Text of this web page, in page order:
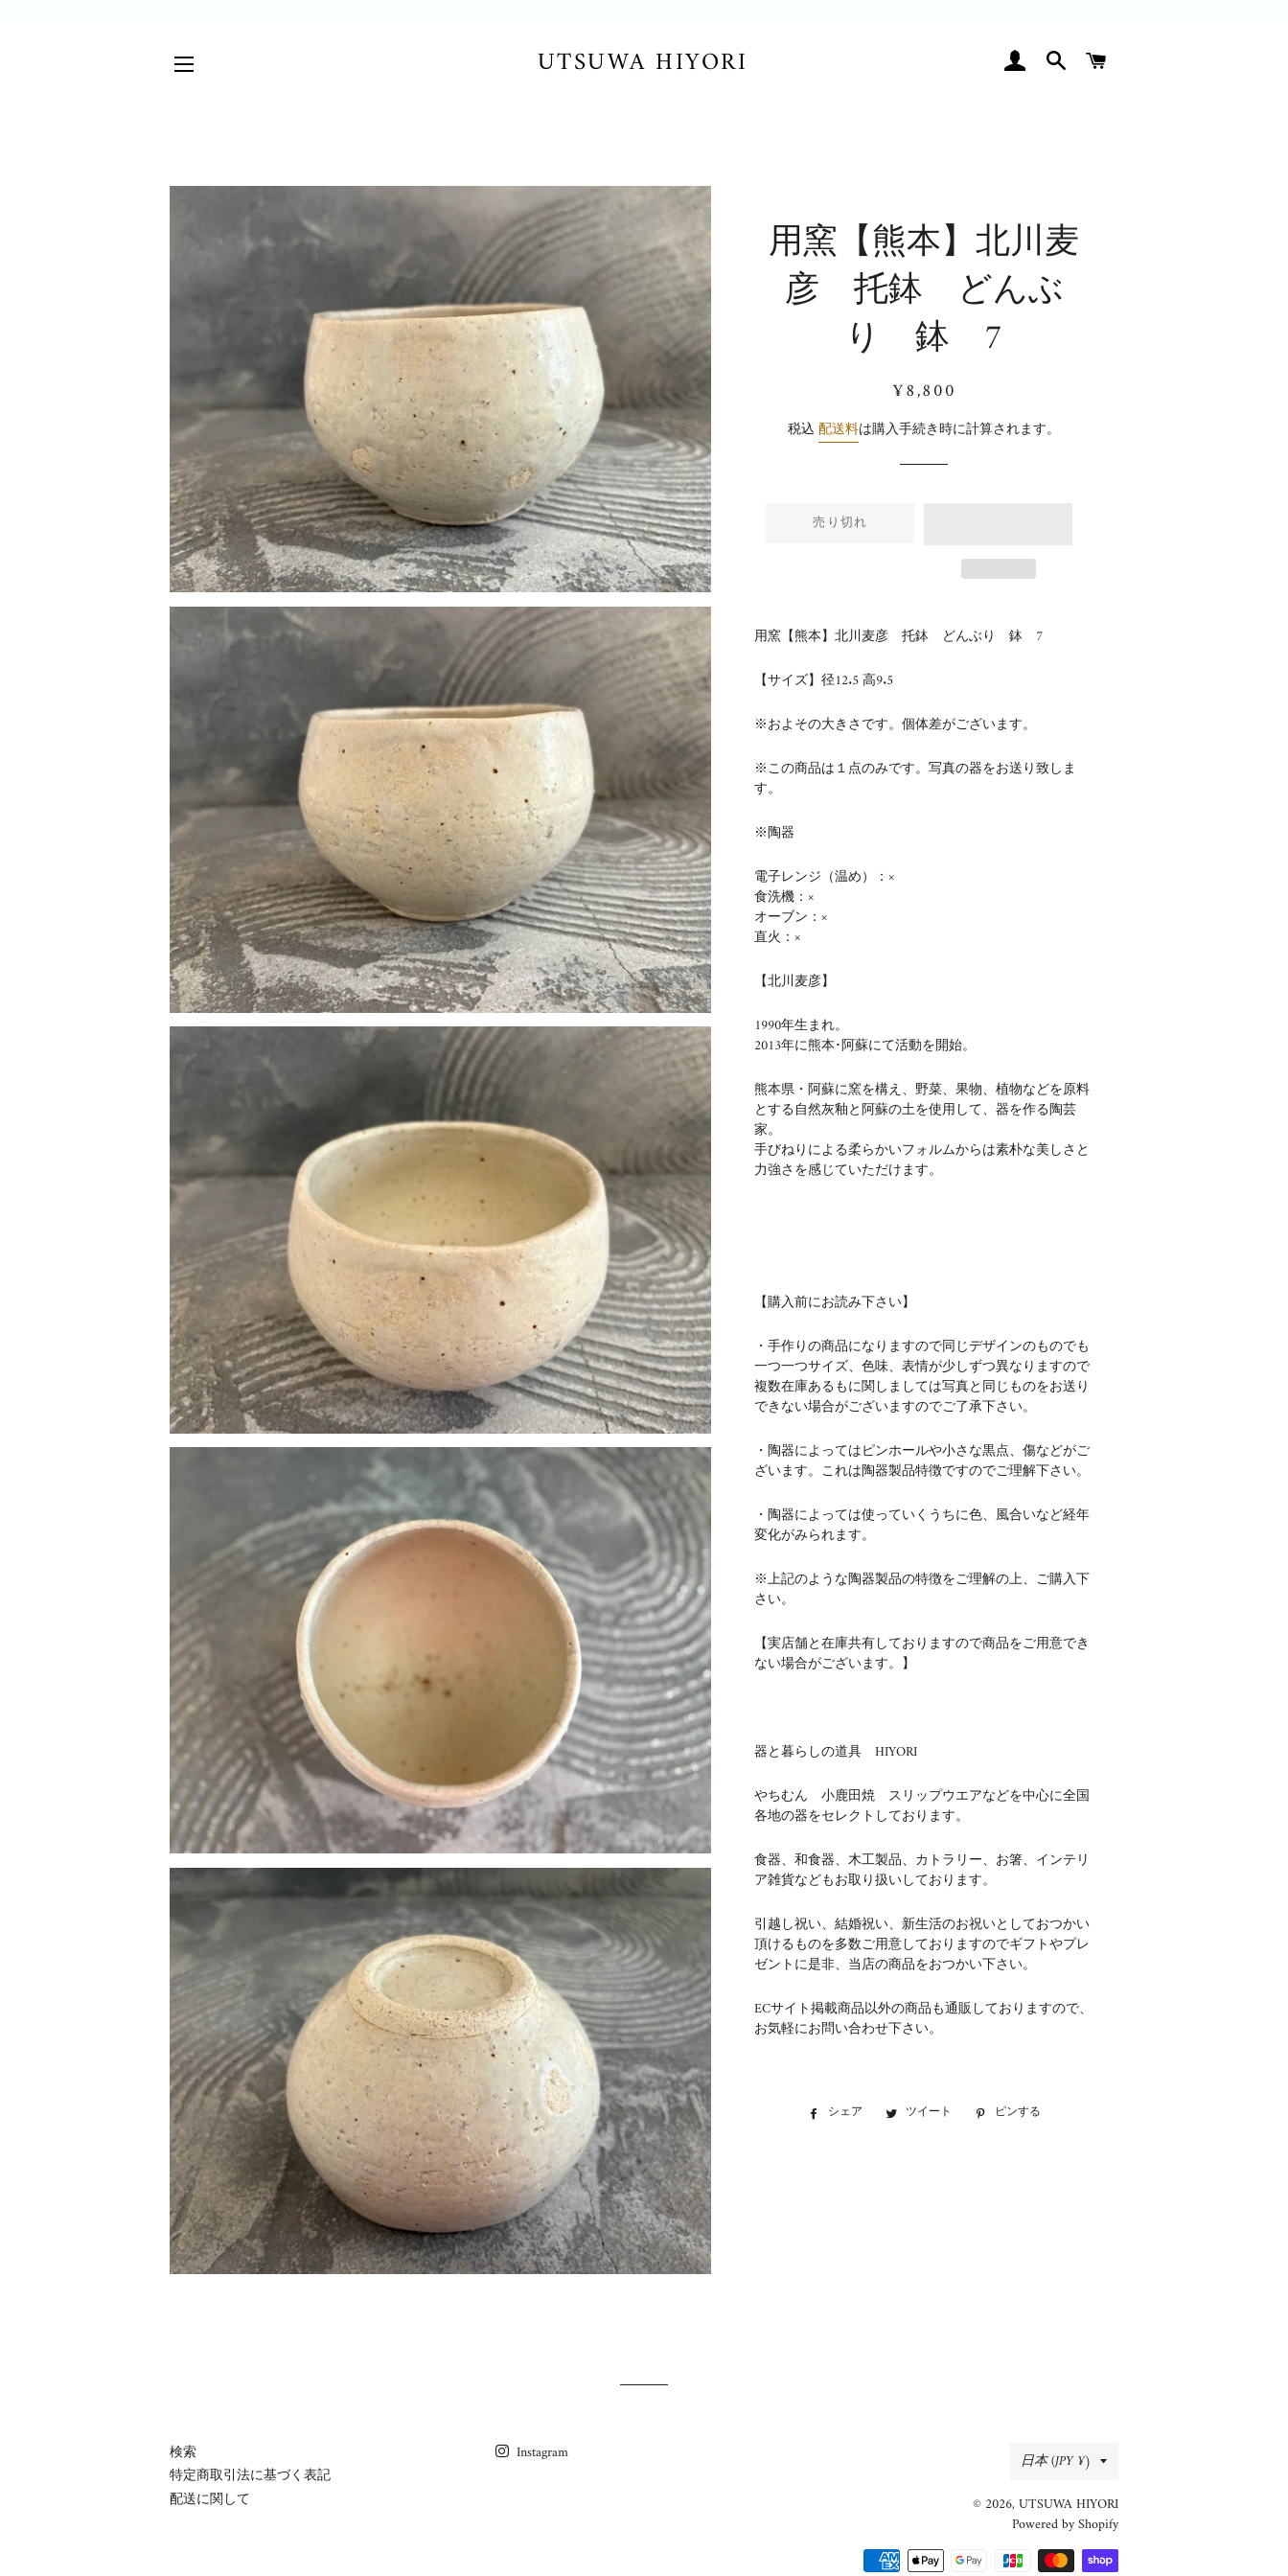
UTSUWA HIYORI ログイン検索
用窯【熊本】北川麦
彦 托鉢 どんぶ
り 鉢 7
通
価
販
価
¥8,800
税込配送料は購入手続き時に計算されます。
売り切れ
用窯【熊本】北川麦彦 托鉢 どんぶり 鉢 7
【サイズ】径12.5高9.5
※およその大きさです。個体差がございます。
※この商品は１点のみです。写真の器をお送り致しま
す。
※陶器
電子レンジ（温め）：×
食洗機：×
オーブン：×
直火：×
【北川麦彦】
1990年生まれ。
2013年に熊本･阿蘇にて活動を開始。
熊本県・阿蘇に窯を構え、野菜、果物、植物などを原料
とする自然灰釉と阿蘇の土を使用して、器を作る陶芸
家。
手びねりによる柔らかいフォルムからは素朴な美しさと
力強さを感じていただけます。
【購入前にお読み下さい】
・手作りの商品になりますので同じデザインのものでも
一つ一つサイズ、色味、表情が少しずつ異なりますので
複数在庫あるもに関しましては写真と同じものをお送り
できない場合がございますのでご了承下さい。
・陶器によってはピンホールや小さな黒点、傷などがご
ざいます。これは陶器製品特徴ですのでご理解下さい。
・陶器によっては使っていくうちに色、風合いなど経年
変化がみられます。
※上記のような陶器製品の特徴をご理解の上、ご購入下
さい。
【実店舗と在庫共有しておりますので商品をご用意でき
ない場合がございます。】
器と暮らしの道具 HIYORI
やちむん 小鹿田焼 スリップウエアなどを中心に全国
各地の器をセレクトしております。
食器、和食器、木工製品、カトラリー、お箸、インテリ
ア雑貨などもお取り扱いしております。
引越し祝い、結婚祝い、新生活のお祝いとしておつかい
頂けるものを多数ご用意しておりますのでギフトやプレ
ゼントに是非、当店の商品をおつかい下さい。
ECサイト掲載商品以外の商品も通販しておりますので、
お気軽にお問い合わせ下さい。
シェア
Facebookツイート
Twitter ピンする
検索
特定商取引法に基づく表記
配送に関して
Instagram 国/
地
域
日本 (JPY ¥)
© 2026, UTSUWA HIYORI
Powered by Shopify
決